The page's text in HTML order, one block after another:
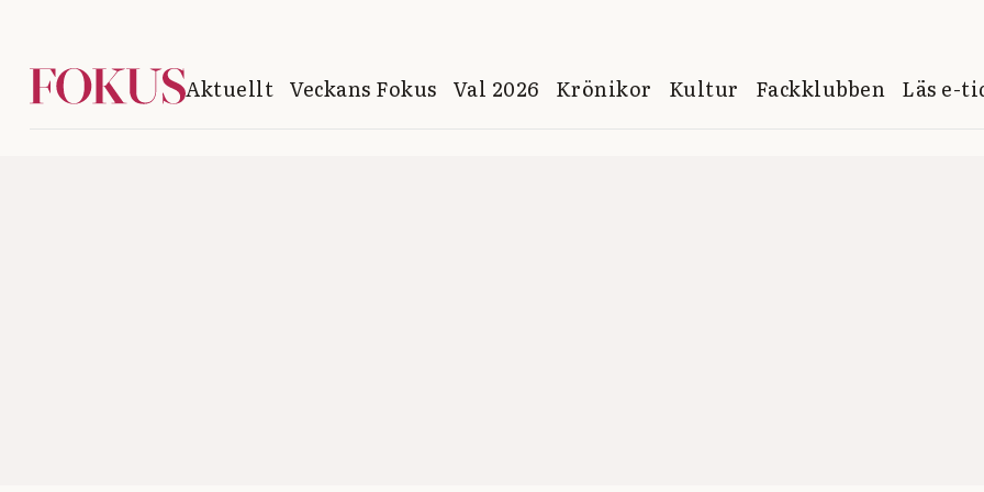
Aktuellt Veckans Fokus Val 2026 Krönikor Kultur Fackklubben Läs e-